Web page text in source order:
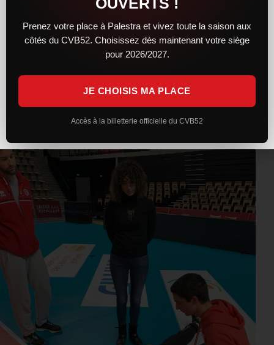
Le CVB52 tient à nouveau à remercier ses deux intervenants
pour leur pédagogie, leur aisance à transmettre et leur
disponibilité !
Prenez votre place à Palestra et vivez toute la saison aux
côtés du CVB52. Choisissez dès maintenant votre siège
pour 2026/2027.
JE CHOISIS MA PLACE
Accès à la billetterie officielle du CVB52